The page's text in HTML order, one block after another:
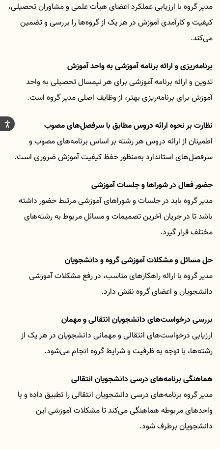
مدیر گروه با ارزیابی عملکرد اعضای هیأت علمی و مشاوران تحصیلی،
کیفیت و کارآمدی آموزش در هر یک از گروه‌ها را بررسی و تضمین
می‌کند.
برنامه‌ریزی و ارائه برنامه آموزشی به واحد آموزش
تدوین و ارائه برنامه آموزشی برای هر نیمسال تحصیلی به واحد
آموزش برای برنامه‌ریزی بهتر، از وظایف اصلی مدیر گروه است.
نظارت بر نحوه ارائه دروس مطابق با سرفصل‌های مصوب
اطمینان از ارائه دروس هر رشته بر اساس برنامه‌های مصوب و
سرفصل‌های استاندارد به‌منظور حفظ کیفیت آموزش ضروری است.
حضور فعال در شوراها و جلسات آموزشی
مدیر گروه باید در جلسات و شوراهای آموزشی مرتبط حضور داشته
باشد تا در جریان آخرین تصمیمات و مسائل مربوط به رشته‌های
مختلف قرار گیرد.
حل مسائل و مشکلات آموزشی گروه و دانشجویان
مدیر گروه با ارائه راهکارهای مناسب، در رفع مشکلات آموزشی
دانشجویان و اعضای گروه نقش دارد.
بررسی درخواست‌های دانشجویان انتقالی و مهمان
ارزیابی درخواست‌های انتقالی و مهمانی دانشجویان در هر یک از
رشته‌ها، با توجه به ظرفیت و شرایط گروه انجام می‌شود.
هماهنگی برنامه‌های درسی دانشجویان انتقالی
مدیر گروه برنامه‌های درسی دانشجویان انتقالی را تطبیق داده و با
واحدهای مربوطه هماهنگی می‌کند تا مشکلات آموزشی این
دانشجویان برطرف شود.